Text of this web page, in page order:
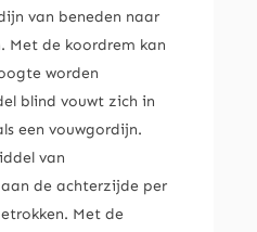
van beneden naar
Met de koordrem kan
worden
blind vouwt zich in
een vouwgordijn.
van
de achterzijde per
Met de